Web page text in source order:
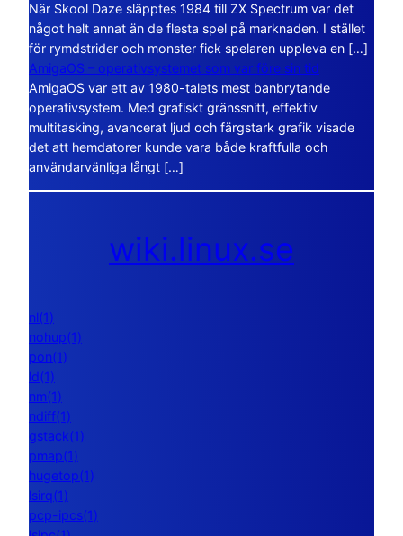
När Skool Daze släpptes 1984 till ZX Spectrum var det
något helt annat än de flesta spel på marknaden. I stället
för rymdstrider och monster fick spelaren uppleva en […]
AmigaOS – operativsystemet som var före sin tid
AmigaOS var ett av 1980-talets mest banbrytande
operativsystem. Med grafiskt gränssnitt, effektiv
multitasking, avancerat ljud och färgstark grafik visade
det att hemdatorer kunde vara både kraftfulla och
användarvänliga långt […]
wiki.linux.se
nl(1)
nohup(1)
pon(1)
ld(1)
nm(1)
ndiff(1)
gstack(1)
pmap(1)
hugetop(1)
lsirq(1)
pcp-ipcs(1)